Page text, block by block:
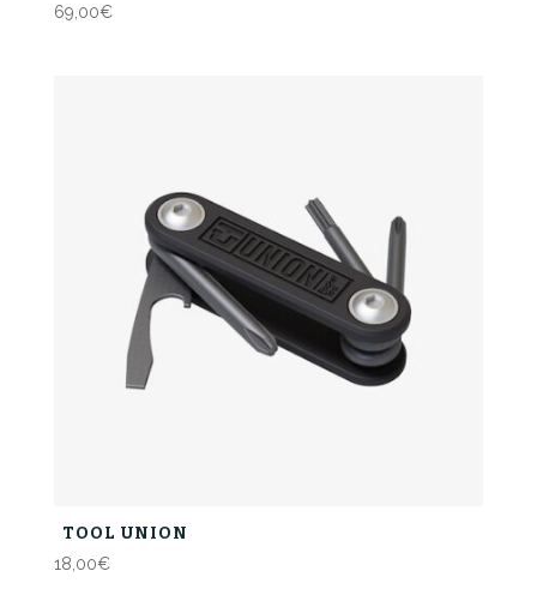
69,00€
TOOL UNION
18,00€